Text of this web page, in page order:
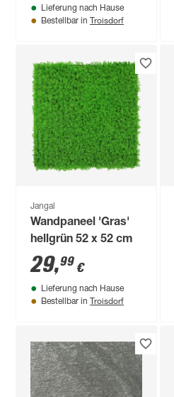
x 104 cm
Lieferung nach Hause
Bestellbar in Troisdorf
Jangal
Wandpaneel 'Gras'
hellgrün 52 x 52 cm
29,99 €
Lieferung nach Hause
Bestellbar in Troisdorf